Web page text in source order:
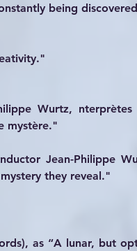
being
Wurtz, nterprètes
mystère."
Jean-Philippe
they reveal."
as “A lunar, but